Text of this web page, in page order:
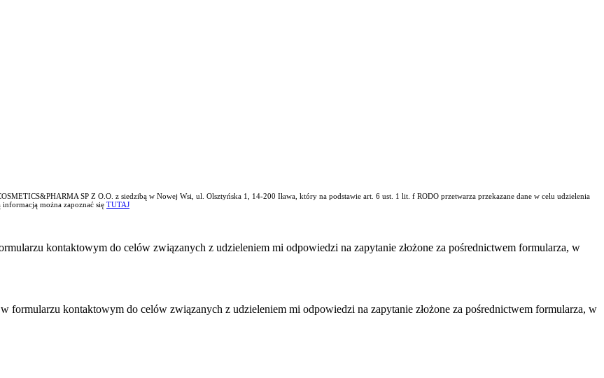
SP Z O.O. z siedzibą w Nowej Wsi, ul. Olsztyńska 1, 14-200 Iława, który na podstawie art. 6 ust. 1 lit. f RODO przetwarza przekazane dane w celu udzielenia
można zapoznać się TUTAJ
kontaktowym do celów związanych z udzieleniem mi odpowiedzi na zapytanie złożone za pośrednictwem formularza, w
formularzu kontaktowym do celów związanych z udzieleniem mi odpowiedzi na zapytanie złożone za pośrednictwem formularza, w